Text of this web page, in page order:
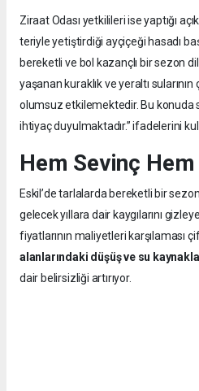
Ziraat Odası yetkilileri ise yaptığı
teriyle yetiştirdiği ayçiçeği hasadı
bereketli ve bol kazançlı bir sezon
yaşanan kuraklık ve yeraltı sularının
olumsuz etkilemektedir. Bu konuda
ihtiyaç duyulmaktadır.” ifadelerini
Hem Sevinç
Eskil’de tarlalarda bereketli bir
gelecek yıllara dair kaygılarını
fiyatlarının maliyetleri karşılaması
alanlarındaki düşüş ve su
dair belirsizliği artırıyor.